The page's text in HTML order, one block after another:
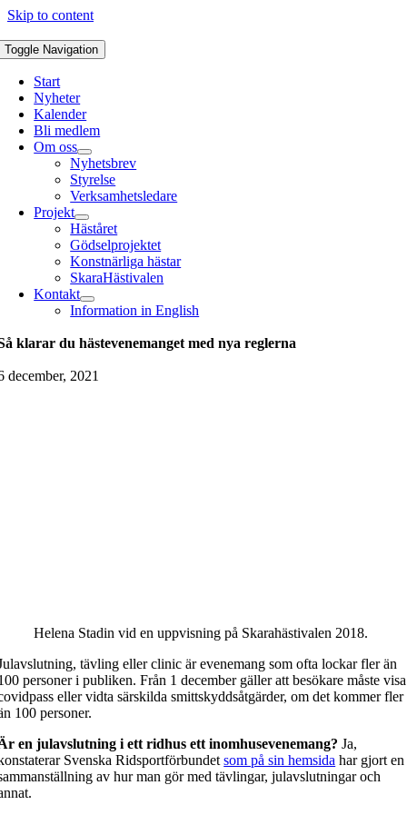
Skip to content
Toggle Navigation
Start
Nyheter
Kalender
Bli medlem
Om oss
Nyhetsbrev
Styrelse
Verksamhetsledare
Projekt
Häståret
Gödselprojektet
Konstnärliga hästar
SkaraHästivalen
Kontakt
Information in English
klarar du hästevenemanget med nya reglerna
december, 2021
Helena Stadin vid en uppvisning på Skarahästivalen 2018.
tävling eller clinic är evenemang som ofta lockar fler än
personer i publiken. Från 1 december gäller att besökare måste visa
eller vidta särskilda smittskyddsåtgärder, om det kommer fler
100 personer.
en julavslutning i ett ridhus ett inomhusevenemang? Ja,
Svenska Ridsportförbundetsom på sin hemsida har gjort en
av hur man gör med tävlingar, julavslutningar och